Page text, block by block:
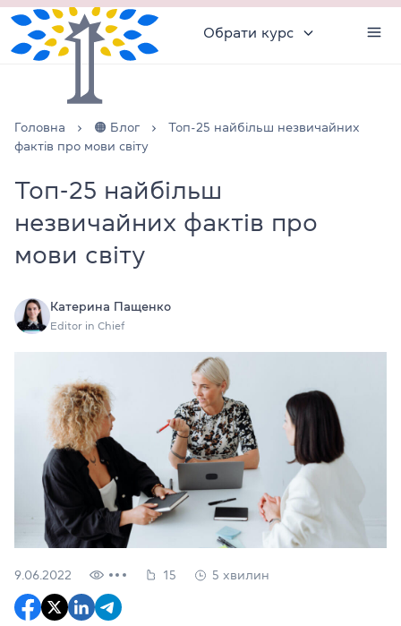
Обрати курс
Головна 🟠 Блог
Топ-25 найбільш незвичайних
фактів про мови світу
Топ-25 найбільш
незвичайних фактів про
мови світу
Катерина Пащенко
Editor in Chief
9.06.2022 15 5 хвилин